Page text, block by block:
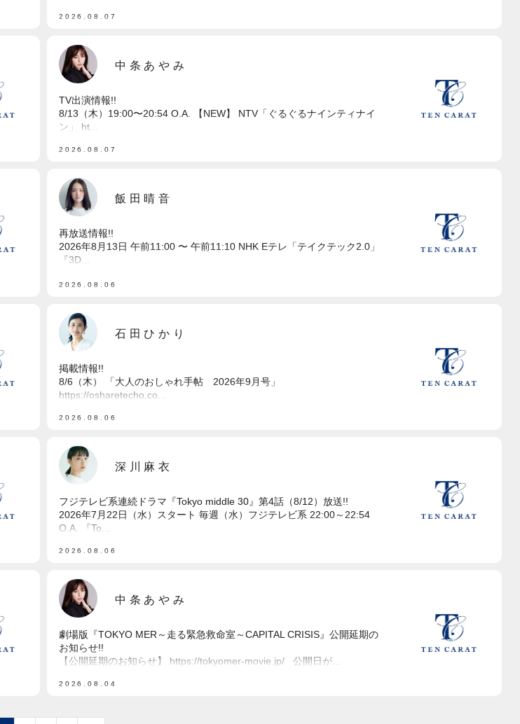
2026.08.07
中条あやみ
TV出演情報!!
8/13（木）19:00〜20:54 O.A. 【NEW】 NTV「ぐるぐるナインティナイ
ン」 ht...
2026.08.07
飯田晴音
再放送情報!!
2026年8月13日 午前11:00 〜 午前11:10 NHK Eテレ「テイクテック2.0」
『3D...
2026.08.06
石田ひかり
掲載情報!!
8/6（木） 「大人のおしゃれ手帖 2026年9月号」
https://osharetecho.co...
2026.08.06
深川麻衣
フジテレビ系連続ドラマ『Tokyo middle 30』第4話（8/12）放送!!
2026年7月22日（水）スタート 毎週（水）フジテレビ系 22:00～22:54
O.A. 『To...
2026.08.06
中条あやみ
劇場版『TOKYO MER～走る緊急救命室～CAPITAL CRISIS』公開延期の
お知らせ!!
【公開延期のお知らせ】 https://tokyomer-movie.jp/ 公開日が...
2026.08.04